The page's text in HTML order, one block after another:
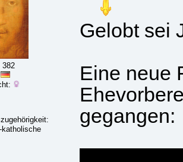
382
katholische
Gelobt sei
Eine neue
gegangen: